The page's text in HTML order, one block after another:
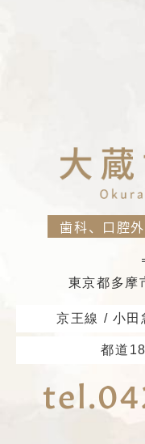
歯科、口腔
東京都多摩
京王線 / 小田
都道